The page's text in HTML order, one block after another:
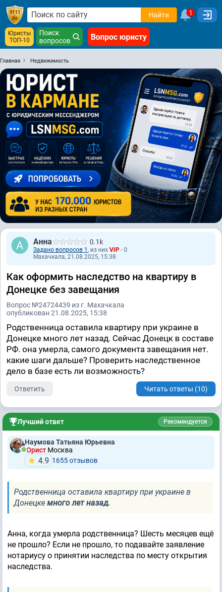
Найти 1
Юристы
ТОП-10
Поиск
вопросов
Вопрос юристу
Главная Недвижимость
Анна 0.1k
Задано вопросов 1 , из них VIP - 0
Махачкала, 21.08.2025, 15:38
Как оформить наследство на квартиру в
Донецке без завещания
Вопрос №24724439 из г. Махачкала
опубликован 21.08.2025, 15:38
Родственница оставила квартиру при украине в
Донецке много лет назад. Сейчас Донецк в составе
РФ. она умерла, самого документа завещания нет.
какие шаги дальше? Проверить наследственное
дело в базе есть ли возможность?
Ответить Читать ответы (10)
Лучший ответ Рекомендуется
Наумова Татьяна Юрьевна
Юрист Москва
4.9 1655 отзывов
Родственница оставила квартиру при украине в
Донецке много лет назад.
Анна, когда умерла родственница? Шесть месяцев ещё
не прошло? Если не прошло, то подавайте заявление
нотариусу о принятии наследства по месту открытия
наследства.